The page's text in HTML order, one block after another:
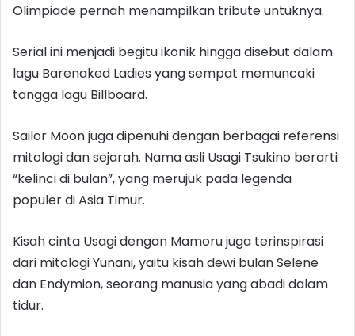
Olimpiade pernah menampilkan tribute untuknya.
Serial ini menjadi begitu ikonik hingga disebut dalam
lagu Barenaked Ladies yang sempat memuncaki
tangga lagu Billboard.
Sailor Moon juga dipenuhi dengan berbagai referensi
mitologi dan sejarah. Nama asli Usagi Tsukino berarti
“kelinci di bulan”, yang merujuk pada legenda
populer di Asia Timur.
Kisah cinta Usagi dengan Mamoru juga terinspirasi
dari mitologi Yunani, yaitu kisah dewi bulan Selene
dan Endymion, seorang manusia yang abadi dalam
tidur.